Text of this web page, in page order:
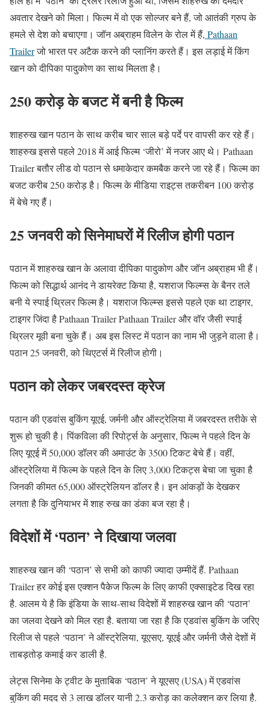
अवतार देखने को मिला। फिल्म में वो एक सोल्जर बने हैं, जो आतंकी ग्रुप के
हमले से देश को बचाएगा। जॉन अब्राहम विलेन के रोल में हैं, Pathaan
Trailerजो भारत पर अटैक करने की प्लानिंग करते हैं। इस लड़ाई में किंग
खान को दीपिका पादुकोण का साथ मिलता है।
250 करोड़ के बजट में बनी है फिल्म
शाहरुख खान पठान के साथ करीब चार साल बड़े पर्दे पर वापसी कर रहे हैं।
शाहरुख इससे पहले 2018 में आई फिल्म ‘जीरो’ में नजर आए थे। Pathaan
Trailer बतौर लीड वो पठान से धमाकेदार कमबैक करने जा रहे हैं। फिल्म का
बजट करीब 250 करोड़ है। फिल्म के मीडिया राइट्स तकरीबन 100 करोड़
में बेचे गए हैं।
25 जनवरी को सिनेमाघरों में रिलीज होगी पठान
पठान में शाहरुख खान के अलावा दीपिका पादुकोण और जॉन अब्राहम भी हैं।
फिल्म को सिद्धार्थ आनंद ने डायरेक्ट किया है, यशराज फिल्म्स के बैनर तले
बनी ये स्पाई थ्रिलर फिल्म है। यशराज फिल्म्स इससे पहले एक था टाइगर,
टाइगर जिंदा है Pathaan Trailer Pathaan Trailer और वॉर जैसी स्पाई
थ्रिलर मूवी बना चुके हैं। अब इस लिस्ट में पठान का नाम भी जुड़ने वाला है।
पठान 25 जनवरी, को थिएटर्स में रिलीज होगी।
पठान को लेकर जबरदस्त क्रेज
पठान की एडवांस बुकिंग यूएई, जर्मनी और ऑस्ट्रेलिया में जबरदस्त तरीके से
शुरू हो चुकी है। पिंकविला की रिपोर्ट्स के अनुसार, फिल्म ने पहले दिन के
लिए यूएई में 50,000 डॉलर की अमाउंट के 3500 टिकट बेचे हैं। वहीं,
ऑस्ट्रेलिया में फिल्म के पहले दिन के लिए 3,000 टिकट्स बेचा जा चुका है
जिनकी कीमत 65,000 ऑस्ट्रेलियन डॉलर है। इन आंकड़ों के देखकर
लगता है कि दुनियाभर में शाह रुख का डंका बज रहा है।
विदेशों में ‘पठान’ ने दिखाया जलवा
शाहरुख खान की ‘पठान’ से सभी को काफी ज्यादा उम्मीदें हैं. Pathaan
Trailer हर कोई इस एक्शन पैकेज फिल्म के लिए काफी एक्साइटेड दिख रहा
है. आलम ये है कि इंडिया के साथ-साथ विदेशों में शाहरुख खान की ‘पठान’
का जलवा देखने को मिल रहा है. बताया जा रहा है कि एडवांस बुकिंग के जरिए
रिलीज से पहले ‘पठान’ ने ऑस्ट्रेलिया, यूएसए, यूएई और जर्मनी जैसे देशों में
ताबड़तोड़ कमाई कर डाली है.
लेट्स सिनेमा के ट्वीट के मुताबिक ‘पठान’ ने यूएसए (USA) में एडवांस
बुकिंग की मदद से 3 लाख डॉलर यानी 2.3 करोड़ का कलेक्शन कर लिया है.